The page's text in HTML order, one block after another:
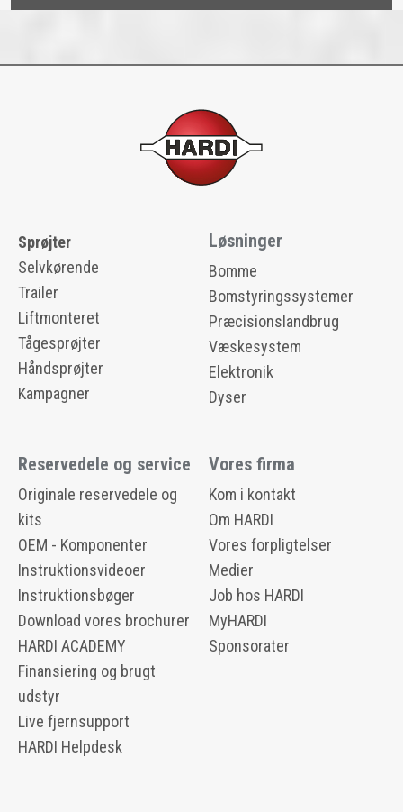
Sprøjter
Selvkørende
Trailer
Liftmonteret
Tågesprøjter
Håndsprøjter
Kampagner
Løsninger
Bomme
Bomstyringssystemer
Præcisionslandbrug
Væskesystem
Elektronik
Dyser
Reservedele og service
Originale reservedele og
kits
OEM - Komponenter
Instruktionsvideoer
Instruktionsbøger
Download vores brochurer
HARDI ACADEMY
Finansiering og brugt
udstyr
Live fjernsupport
HARDI Helpdesk
Vores firma
Kom i kontakt
Om HARDI
Vores forpligtelser
Medier
Job hos HARDI
MyHARDI
Sponsorater